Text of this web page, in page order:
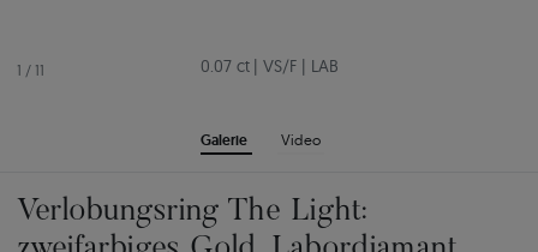
1 / 11
Galerie Video
0.07 ct | VS/F | LAB
Verlobungsring The Light: